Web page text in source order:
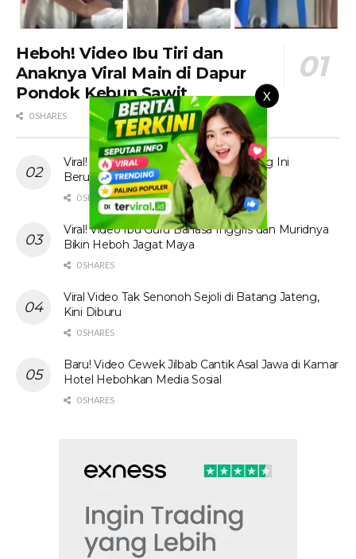
X
Heboh! Video Ibu Tiri dan
Anaknya Viral Main di Dapur
Pondok Kebun Sawit
0 SHARES
Viral! Tante Prank Ojol di Kolam Renang Ini
Berujung Tak Terduga
0 SHARES
Viral! Video Ibu Guru Bahasa Inggris dan Muridnya
Bikin Heboh Jagat Maya
0 SHARES
Viral Video Tak Senonoh Sejoli di Batang Jateng,
Kini Diburu
0 SHARES
Baru! Video Cewek Jilbab Cantik Asal Jawa di Kamar
Hotel Hebohkan Media Sosial
0 SHARES